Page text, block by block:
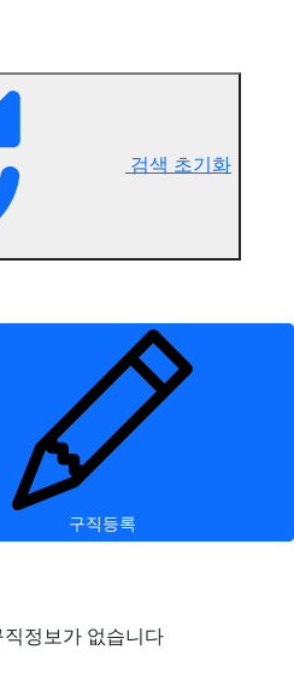
검색 초기화
구직등록
정보가 없습니다